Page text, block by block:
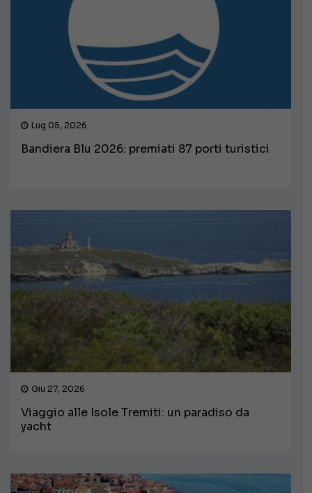
Lug 05, 2026
Bandiera Blu 2026: premiati 87 porti turistici
Giu 27, 2026
Viaggio alle Isole Tremiti: un paradiso da
yacht